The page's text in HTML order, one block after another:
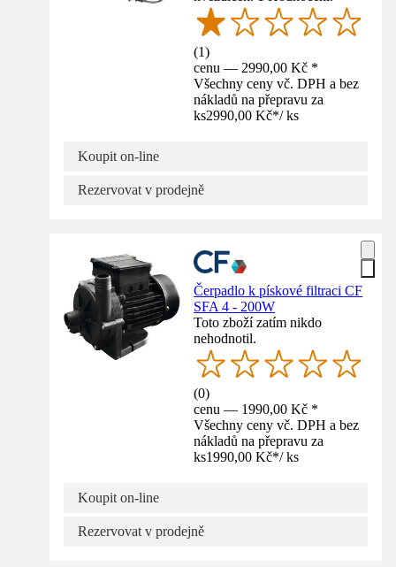
(1)
cenu — 2990,00 Kč *
Všechny ceny vč. DPH a bez
nákladů na přepravu za
ks2990,00 Kč*/ ks
Koupit on-line
Rezervovat v prodejně
Čerpadlo k pískové filtraci CF
SFA 4 - 200W
Toto zboží zatím nikdo
nehodnotil.
(0)
cenu — 1990,00 Kč *
Všechny ceny vč. DPH a bez
nákladů na přepravu za
ks1990,00 Kč*/ ks
Koupit on-line
Rezervovat v prodejně